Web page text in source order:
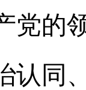
党的
认同